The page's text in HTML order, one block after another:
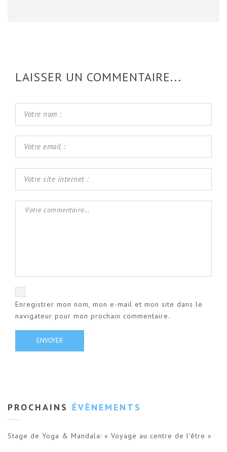
LAISSER UN COMMENTAIRE...
Enregistrer mon nom, mon e-mail et mon site dans le
navigateur pour mon prochain commentaire.
PROCHAINS ÉVÈNEMENTS
Stage de Yoga & Mandala: « Voyage au centre de l'être »